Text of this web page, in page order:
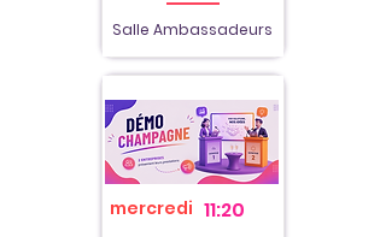
Salle Ambassadeurs
mercredi 11:20